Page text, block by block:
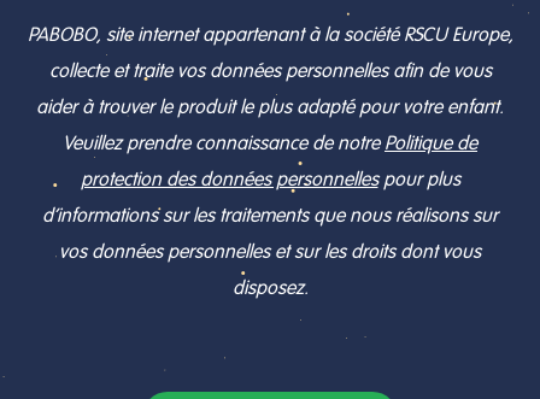
PABOBO, site internet appartenant à la société RSCU Europe,
collecte et traite vos données personnelles afin de vous
aider à trouver le produit le plus adapté pour votre enfant.
Veuillez prendre connaissance de notrePolitique de
protection des données personnellespour plus
d’informations sur les traitements que nous réalisons sur
vos données personnelles et sur les droits dont vous
disposez.